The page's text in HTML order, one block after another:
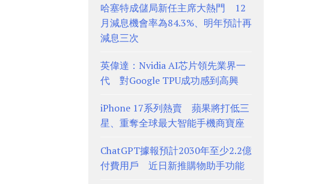
哈塞特成儲局新任主席大熱門 12
月減息機會率為84.3%、明年預計再
減息三次
英偉達：Nvidia AI芯片領先業界一
代 對Google TPU成功感到高興
iPhone 17系列熱賣 蘋果將打低三
星、重奪全球最大智能手機商寶座
ChatGPT據報預計2030年至少2.2億
付費用戶 近日新推購物助手功能